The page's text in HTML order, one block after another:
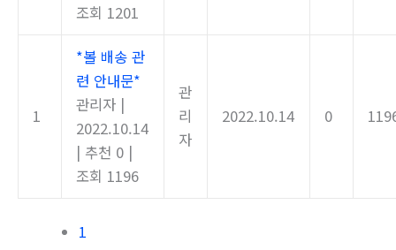
조회 1201
1
*볼 배송 관
련 안내문*
관리자 |
2022.10.14
| 추천 0 |
조회 1196
관
리
자
2022.10.14 0
1